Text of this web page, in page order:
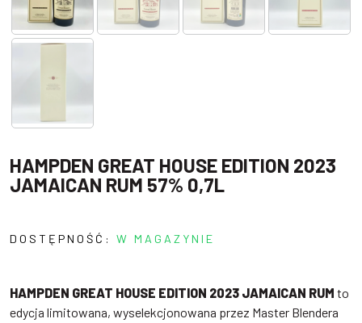
HAMPDEN GREAT HOUSE EDITION 2023
JAMAICAN RUM 57% 0,7L
DOSTĘPNOŚĆ: W MAGAZYNIE
HAMPDEN GREAT HOUSE EDITION 2023 JAMAICAN RUM to
edycja limitowana, wyselekcjonowana przez Master Blendera